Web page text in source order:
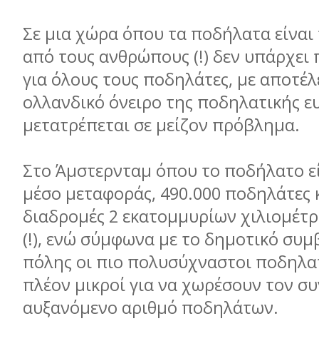
Σε μια χώρα όπου τα ποδήλατα είναι
από τους ανθρώπους (!) δεν υπάρχει
για όλους τους ποδηλάτες, με
ολλανδικό όνειρο της ποδηλατικής
μετατρέπεται σε μείζον πρόβλημα.
Στο Άμστερνταμ όπου το ποδήλατο
μέσο μεταφοράς, 490.000 ποδηλάτες
διαδρομές 2 εκατομμυρίων
(!), ενώ σύμφωνα με το δημοτικό
πόλης οι πιο πολυσύχναστοι
πλέον μικροί για να χωρέσουν τον
αυξανόμενο αριθμό ποδηλάτων.